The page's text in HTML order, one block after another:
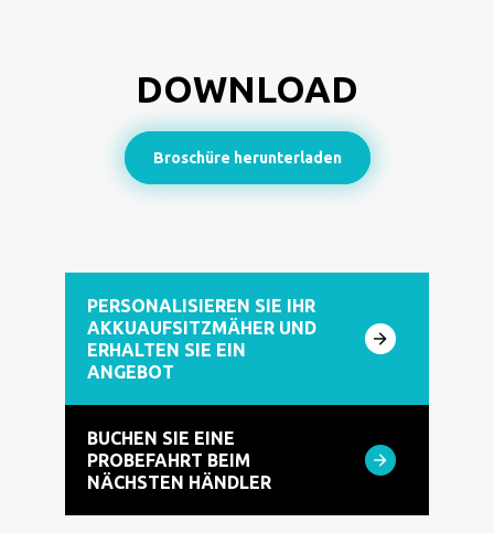
DOWNLOAD
Broschüre herunterladen
PERSONALISIEREN SIE IHR
AKKUAUFSITZMÄHER UND
ERHALTEN SIE EIN
ANGEBOT
BUCHEN SIE EINE
PROBEFAHRT BEIM
NÄCHSTEN HÄNDLER